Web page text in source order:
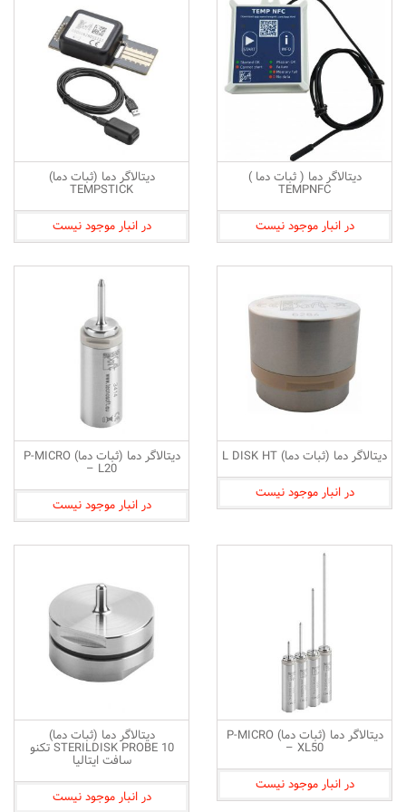
دیتالاگر دما ( ثبات دما )
TEMPNFC
در انبار موجود نیست
دیتالاگر دما (ثبات دما)
TEMPSTICK
در انبار موجود نیست
دیتالاگر دما (ثبات دما) L DISK HT
در انبار موجود نیست
دیتالاگر دما (ثبات دما) P-MICRO
– L20
در انبار موجود نیست
دیتالاگر دما (ثبات دما) P-MICRO
– XL50
در انبار موجود نیست
دیتالاگر دما (ثبات دما)
STERILDISK PROBE 10 تکنو
سافت ایتالیا
در انبار موجود نیست